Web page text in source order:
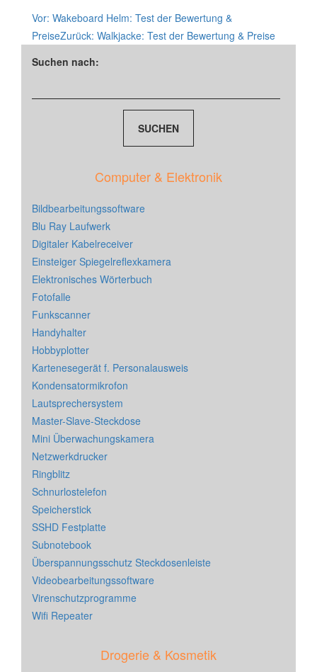
Vor: Wakeboard Helm: Test der Bewertung &
PreiseZurück: Walkjacke: Test der Bewertung & Preise
Suchen nach:
Computer & Elektronik
Bildbearbeitungssoftware
Blu Ray Laufwerk
Digitaler Kabelreceiver
Einsteiger Spiegelreflexkamera
Elektronisches Wörterbuch
Fotofalle
Funkscanner
Handyhalter
Hobbyplotter
Kartenesegerät f. Personalausweis
Kondensatormikrofon
Lautsprechersystem
Master-Slave-Steckdose
Mini Überwachungskamera
Netzwerkdrucker
Ringblitz
Schnurlostelefon
Speicherstick
SSHD Festplatte
Subnotebook
Überspannungsschutz Steckdosenleiste
Videobearbeitungssoftware
Virenschutzprogramme
Wifi Repeater
Drogerie & Kosmetik